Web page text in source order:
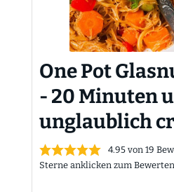
One Pot
- 20 Minuten
unglaublich
4.95von 19
Sterne anklicken zum